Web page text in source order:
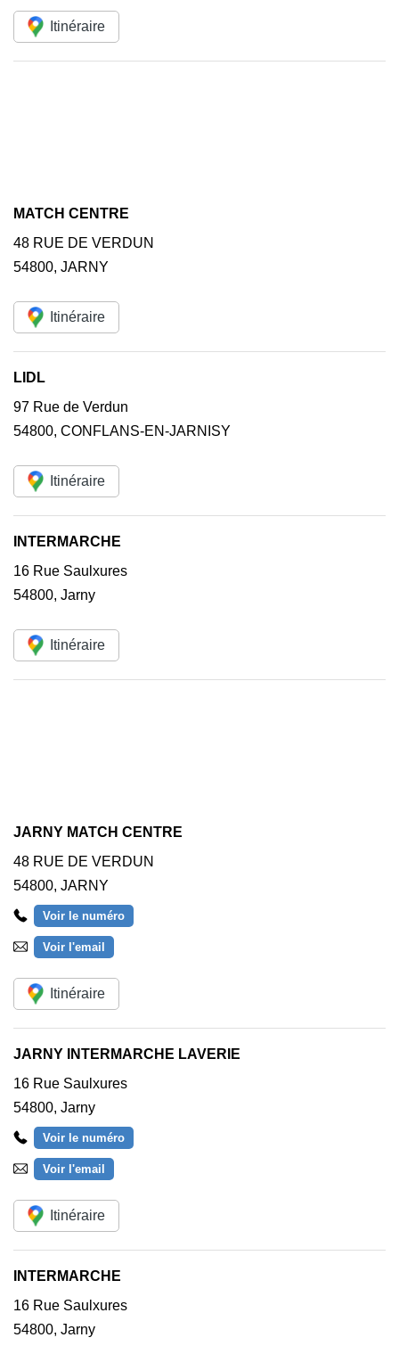
Itinéraire
MATCH CENTRE
48 RUE DE VERDUN
54800, JARNY
Itinéraire
LIDL
97 Rue de Verdun
54800, CONFLANS-EN-JARNISY
Itinéraire
INTERMARCHE
16 Rue Saulxures
54800, Jarny
Itinéraire
JARNY MATCH CENTRE
48 RUE DE VERDUN
54800, JARNY
Voir le numéro
Voir l'email
Itinéraire
JARNY INTERMARCHE LAVERIE
16 Rue Saulxures
54800, Jarny
Voir le numéro
Voir l'email
Itinéraire
INTERMARCHE
16 Rue Saulxures
54800, Jarny